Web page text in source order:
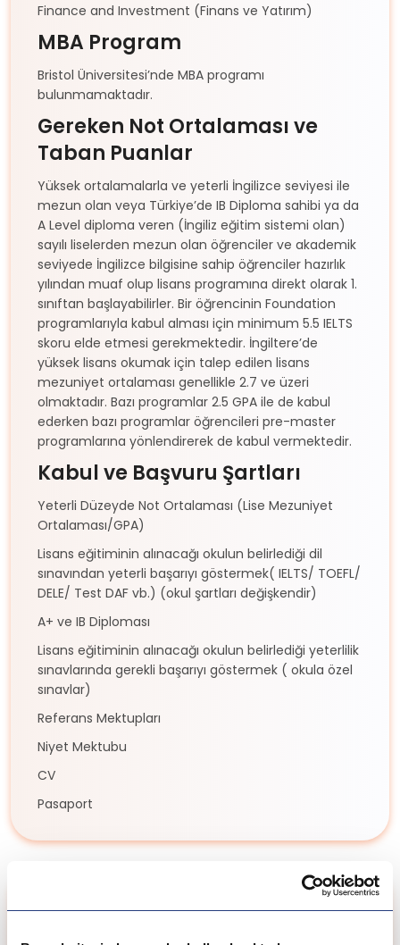
Finance and Investment (Finans ve Yatırım)
MBA Program
Bristol Üniversitesi’nde MBA programı
bulunmamaktadır.
Gereken Not Ortalaması ve
Taban Puanlar
Yüksek ortalamalarla ve yeterli İngilizce seviyesi ile
mezun olan veya Türkiye’de IB Diploma sahibi ya da
A Level diploma veren (İngiliz eğitim sistemi olan)
sayılı liselerden mezun olan öğrenciler ve akademik
seviyede İngilizce bilgisine sahip öğrenciler hazırlık
yılından muaf olup lisans programına direkt olarak 1.
sınıftan başlayabilirler. Bir öğrencinin Foundation
programlarıyla kabul alması için minimum 5.5 IELTS
skoru elde etmesi gerekmektedir. İngiltere’de
yüksek lisans okumak için talep edilen lisans
mezuniyet ortalaması genellikle 2.7 ve üzeri
olmaktadır. Bazı programlar 2.5 GPA ile de kabul
ederken bazı programlar öğrencileri pre-master
programlarına yönlendirerek de kabul vermektedir.
Kabul ve Başvuru Şartları
Yeterli Düzeyde Not Ortalaması (Lise Mezuniyet
Ortalaması/GPA)
Lisans eğitiminin alınacağı okulun belirlediği dil
sınavından yeterli başarıyı göstermek( IELTS/ TOEFL/
DELE/ Test DAF vb.) (okul şartları değişkendir)
A+ ve IB Diploması
Lisans eğitiminin alınacağı okulun belirlediği yeterlilik
sınavlarında gerekli başarıyı göstermek ( okula özel
sınavlar)
Referans Mektupları
Niyet Mektubu
CV
Pasaport
Fiyat ve Ücretler